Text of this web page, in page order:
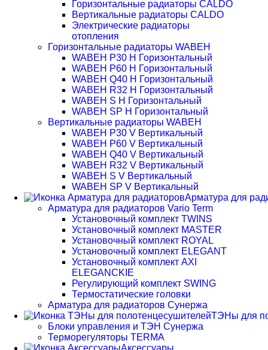
Горизонтальные радиаторы CALDO
Вертикальные радиаторы CALDO
Электрические радиаторы
отопления
Горизонтальные радиаторы WABEH
WABEH P30 H Горизонтальный
WABEH P60 H Горизонтальный
WABEH Q40 H Горизонтальный
WABEH R32 H Горизонтальный
WABEH S H Горизонтальный
WABEH SP H Горизонтальный
Вертикальные радиаторы WABEH
WABEH P30 V Вертикальный
WABEH P60 V Вертикальный
WABEH Q40 V Вертикальный
WABEH R32 V Вертикальный
WABEH S V Вертикальный
WABEH SP V Вертикальный
Арматура для
Арматура для радиаторов Vario Term
Установочный комплект TWINS
Установочный комплект MASTER
Установочный комплект ROYAL
Установочный комплект ELEGANT
Установочный комплект AXI
ELEGANCKIE
Регулирующий комплект SWING
Термостатические головки
Арматура для радиаторов Сунержа
ТЭНы для
Блоки управления и ТЭН Сунержа
Терморегуляторы TERMA
Аксессуары